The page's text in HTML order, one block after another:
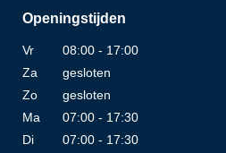
Openingstijden
Vr
08:00 - 17:00
Za
gesloten
Zo
gesloten
Ma
07:00 - 17:30
Di
07:00 - 17:30